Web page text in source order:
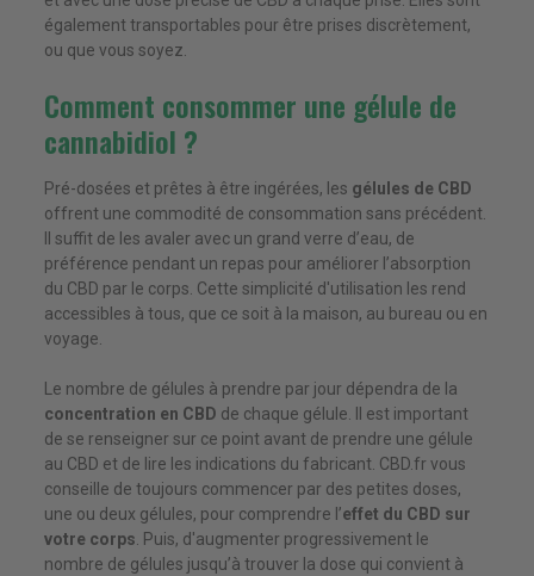
également transportables pour être prises discrètement,
ou que vous soyez.
Comment consommer une gélule de
cannabidiol ?
Pré-dosées et prêtes à être ingérées, les gélules de CBD
offrent une commodité de consommation sans précédent.
Il suffit de les avaler avec un grand verre d’eau, de
préférence pendant un repas pour améliorer l’absorption
du CBD par le corps. Cette simplicité d'utilisation les rend
accessibles à tous, que ce soit à la maison, au bureau ou en
voyage.
Le nombre de gélules à prendre par jour dépendra de la
concentration en CBD de chaque gélule. Il est important
de se renseigner sur ce point avant de prendre une gélule
au CBD et de lire les indications du fabricant. CBD.fr vous
conseille de toujours commencer par des petites doses,
une ou deux gélules, pour comprendre l’effet du CBD sur
votre corps . Puis, d'augmenter progressivement le
nombre de gélules jusqu’à trouver la dose qui convient à